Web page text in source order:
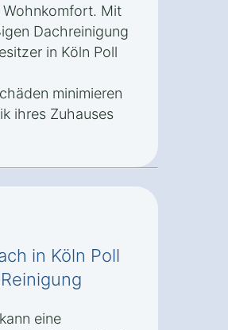
Mit
Dachreinigung
in Köln Poll
minimieren
ihres Zuhauses
in Köln Poll
eine